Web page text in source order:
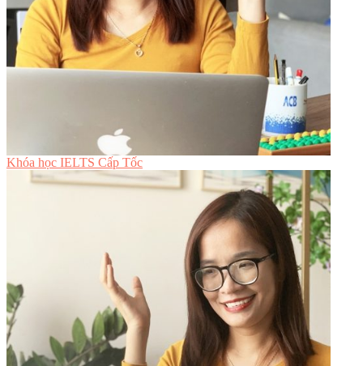
Khóa học IELTS Cấp Tốc